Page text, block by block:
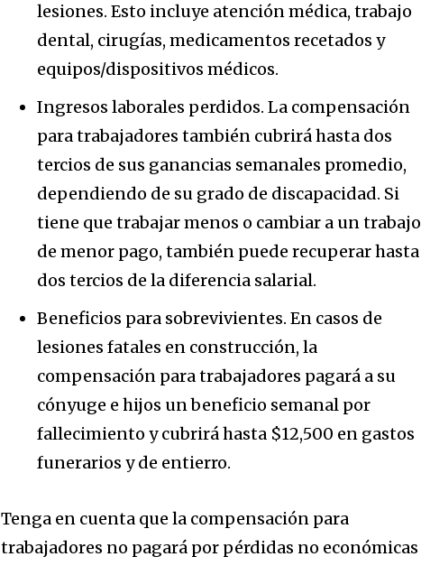
lesiones. Esto incluye atención médica, trabajo
dental, cirugías, medicamentos recetados y
equipos/dispositivos médicos.
Ingresos laborales perdidos. La compensación
para trabajadores también cubrirá hasta dos
tercios de sus ganancias semanales promedio,
dependiendo de su grado de discapacidad. Si
tiene que trabajar menos o cambiar a un trabajo
de menor pago, también puede recuperar hasta
dos tercios de la diferencia salarial.
Beneficios para sobrevivientes. En casos de
lesiones fatales en construcción, la
compensación para trabajadores pagará a su
cónyuge e hijos un beneficio semanal por
fallecimiento y cubrirá hasta $12,500 en gastos
funerarios y de entierro.
Tenga en cuenta que la compensación para
trabajadores no pagará por pérdidas no económicas